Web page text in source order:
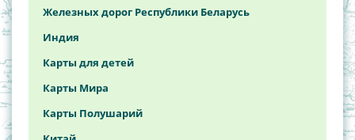
Железных дорог Республики Беларусь
Индия
Карты для детей
Карты Мира
Карты Полушарий